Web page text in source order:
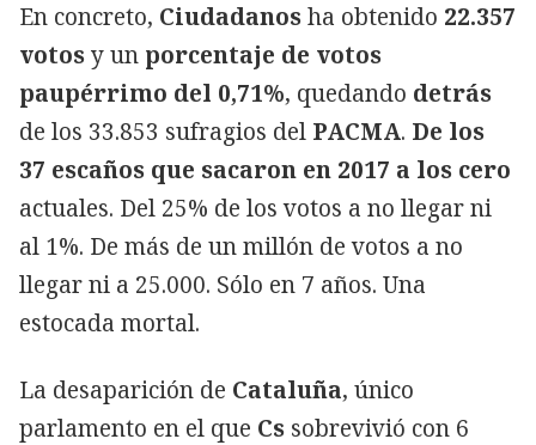
En concreto, Ciudadanosha obtenido 22.357
votosy un porcentaje de votos
paupérrimo del 0,71%, quedando detrás
de los 33.853 sufragios del PACMA. De los
37 escaños que sacaron en 2017 a los cero
actuales. Del 25% de los votos a no llegar ni
al 1%. De más de un millón de votos a no
llegar ni a 25.000. Sólo en 7 años. Una
estocada mortal.
La desaparición de Cataluña, único
parlamento en el que Cs sobrevivió con 6